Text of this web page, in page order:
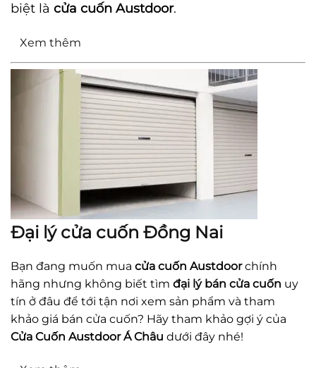
biệt là cửa cuốn Austdoor.
Xem thêm
Đại lý cửa cuốn Đồng Nai
Bạn đang muốn mua cửa cuốn Austdoorchính
hãng nhưng không biết tìm đại lý bán cửa cuốn uy
tín ở đâu để tới tận nơi xem sản phẩm và tham
khảo giá bán cửa cuốn? Hãy tham khảo gợi ý của
Cửa Cuốn Austdoor Á Châu dưới đây nhé!